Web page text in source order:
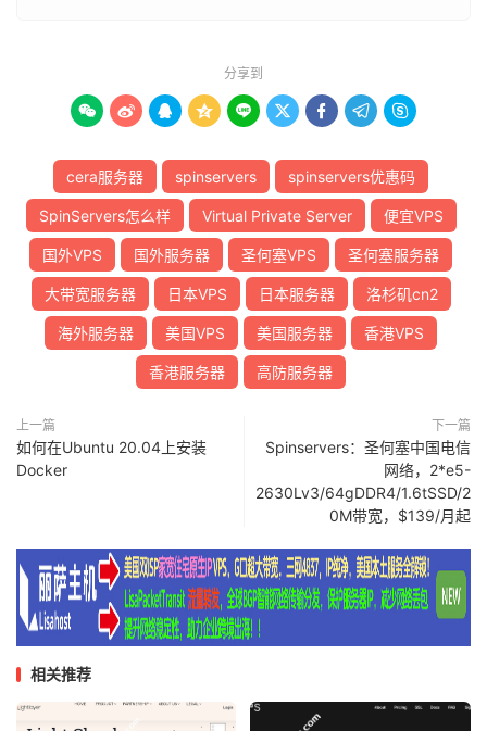
分享到
        
cera服务器 spinservers spinservers优惠码
SpinServers怎么样 Virtual Private Server 便宜VPS
国外VPS 国外服务器 圣何塞VPS 圣何塞服务器
大带宽服务器 日本VPS 日本服务器 洛杉矶cn2
海外服务器 美国VPS 美国服务器 香港VPS
香港服务器 高防服务器
上一篇
如何在Ubuntu 20.04上安装
Docker
下一篇
Spinservers：圣何塞中国电信
网络，2*e5-
2630Lv3/64gDDR4/1.6tSSD/2
0M带宽，$139/月起
相关推荐